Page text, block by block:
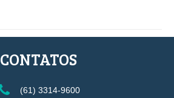
CONTATOS
(61) 3314-9600